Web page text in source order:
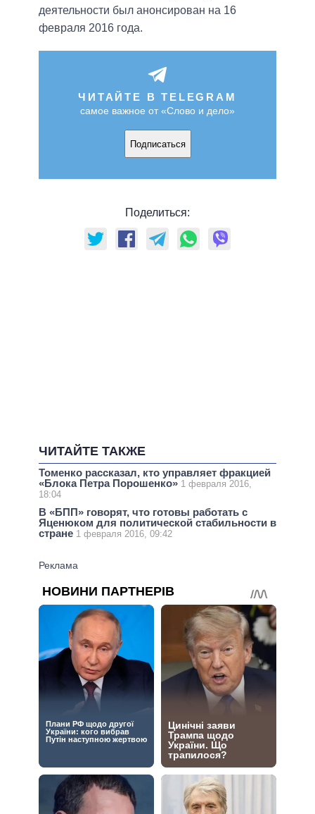
деятельности был анонсирован на 16
февраля 2016 года.
ЧИТАЙТЕ В TELEGRAM
самое важное от «Слово и дело»
Подписаться
Поделиться:
ЧИТАЙТЕ ТАКЖЕ
Томенко рассказал, кто управляет фракцией
«Блока Петра Порошенко» 1 февраля 2016,
18:04
В «БПП» говорят, что готовы работать с
Яценюком для политической стабильности в
стране 1 февраля 2016, 09:42